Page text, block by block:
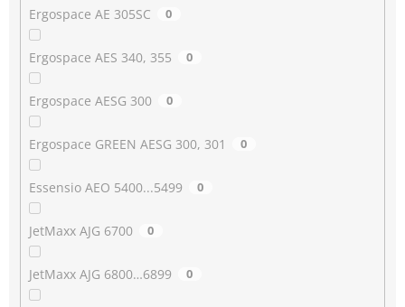
Ergospace AE 305SC 0
Ergospace AES 340, 355 0
Ergospace AESG 300 0
Ergospace GREEN AESG 300, 301 0
Essensio AEO 5400...5499 0
JetMaxx AJG 6700 0
JetMaxx AJG 6800…6899 0